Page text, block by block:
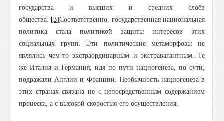
государства и высших и средних слоёв
общества. [3]Соответственно, государственная национальная
политика стала политикой защиты интересов этих
социальных групп. Эти политические метаморфозы не
являлись чем-то экстраординарным и экстравагантным. Те
же Италия и Германия, идя по пути нациогенеза, по сути,
подражали Англии и Франции. Необычность нациогенеза в
этих странах связана не с непосредственным содержанием
процесса, а с высокой скоростью его осуществления.